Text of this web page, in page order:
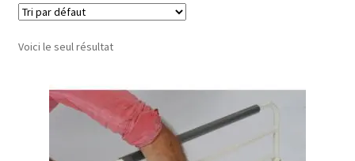
Accessoires Salle de bain
Sécurité
Voici le seul résultat